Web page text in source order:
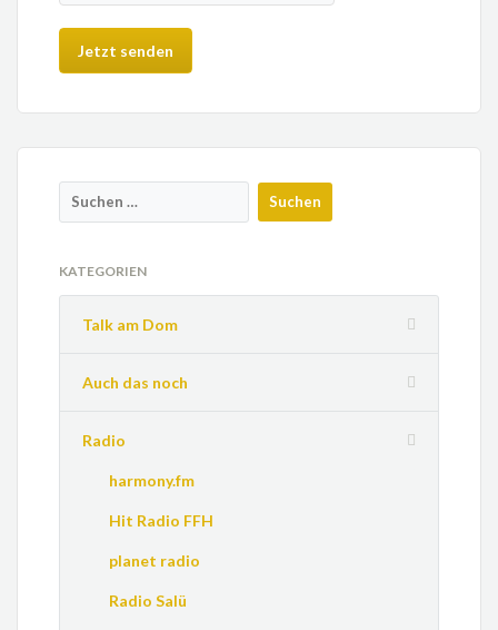
KATEGORIEN
Talk am Dom
Auch das noch
Radio
harmony.fm
Hit Radio FFH
planet radio
Radio Salü